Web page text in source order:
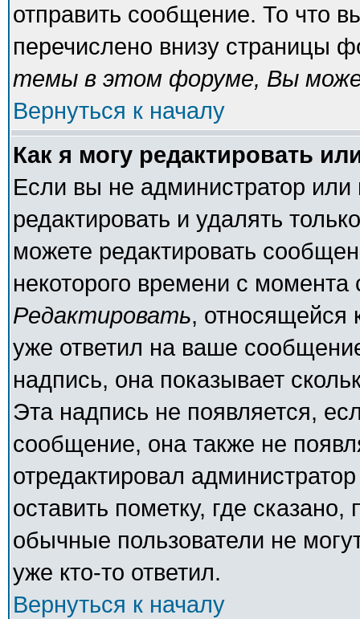
отправить сообщение. То что
перечислено внизу страницы
темы в этом форуме, Вы
Вернуться к началу
Как я могу редактировать
Если вы не администратор
редактировать и удалять
можете редактировать
некоторого времени с
Редактировать, относящейся
уже ответил на ваше
надпись, она показывает
Эта надпись не появляется,
сообщение, она также не
отредактировал
оставить пометку, где
обычные пользователи не
уже кто-то ответил.
Вернуться к началу